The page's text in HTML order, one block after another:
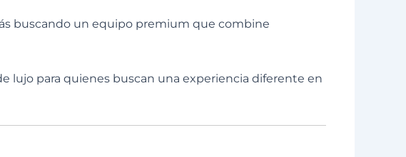
buscando un equipo premium que combine
lujo para quienes buscan una experiencia diferente en